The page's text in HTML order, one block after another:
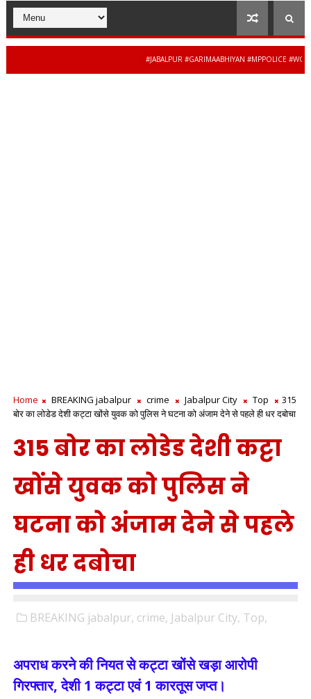
#JABALPUR #GARIMAABHIYAN #MPPOLICE
Home BREAKING jabalpur crime Jabalpur City Top
315
बोर का लोडेड देशी कट्टा खोंसे युवक को पुलिस ने घटना को अंजाम देने से पहले ही धर दबोचा
315 बोर का लोडेड देशी कट्टा
खोंसे युवक को पुलिस ने
घटना को अंजाम देने से पहले
ही धर दबोचा
BREAKING jabalpur, crime, Jabalpur City, Top,
अपराध करने की नियत से कट्टा खोंसे खड़ा आरोपी
गिरफ्तार, देशी 1 कट्टा एवं 1 कारतूस जप्त।